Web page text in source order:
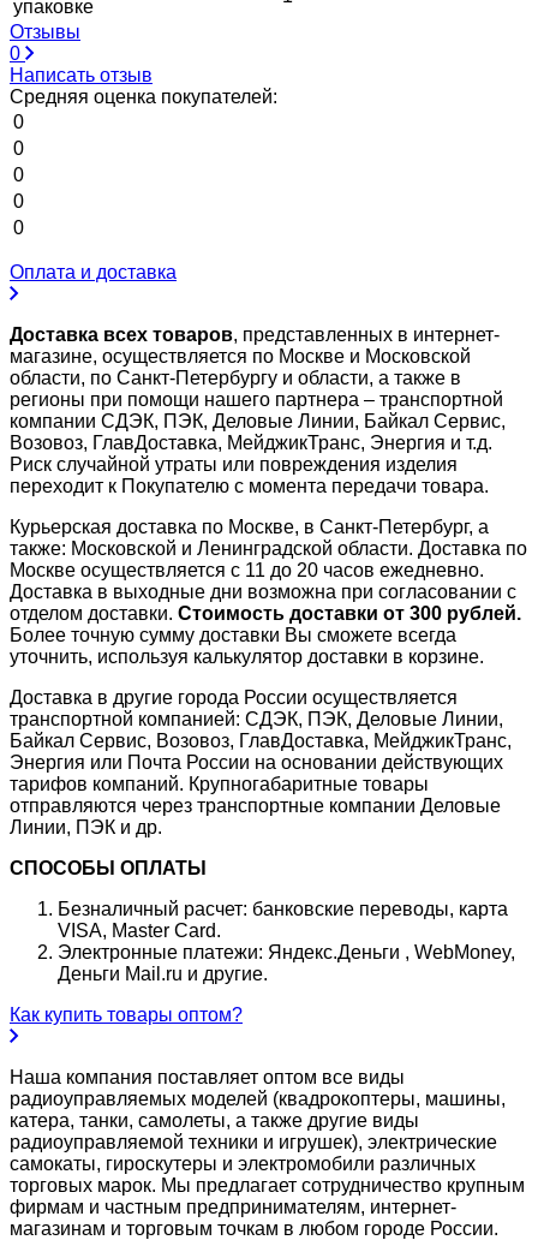
упаковке
Отзывы
0
Написать отзыв
Средняя оценка покупателей:
0
0
0
0
0
Оплата и доставка
Доставка всех товаров, представленных в интернет-
магазине, осуществляется по Москве и Московской
области, по Санкт-Петербургу и области, а также в
регионы при помощи нашего партнера – транспортной
компании СДЭК, ПЭК, Деловые Линии, Байкал Сервис,
Возовоз, ГлавДоставка, МейджикТранс, Энергия и т.д.
Риск случайной утраты или повреждения изделия
переходит к Покупателю с момента передачи товара.
Курьерская доставка по Москве, в Санкт-Петербург, а
также: Московской и Ленинградской области. Доставка по
Москве осуществляется с 11 до 20 часов ежедневно.
Доставка в выходные дни возможна при согласовании с
отделом доставки. Стоимость доставки от 300 рублей.
Более точную сумму доставки Вы сможете всегда
уточнить, используя калькулятор доставки в корзине.
Доставка в другие города России осуществляется
транспортной компанией: СДЭК, ПЭК, Деловые Линии,
Байкал Сервис, Возовоз, ГлавДоставка, МейджикТранс,
Энергия или Почта России на основании действующих
тарифов компаний. Крупногабаритные товары
отправляются через транспортные компании Деловые
Линии, ПЭК и др.
СПОСОБЫ ОПЛАТЫ
Безналичный расчет: банковские переводы, карта
VISA, Master Card.
Электронные платежи: Яндекс.Деньги , WebMoney,
Деньги Mail.ru и другие.
Как купить товары оптом?
Наша компания поставляет оптом все виды
радиоуправляемых моделей (квадрокоптеры, машины,
катера, танки, самолеты, а также другие виды
радиоуправляемой техники и игрушек), электрические
самокаты, гироскутеры и электромобили различных
торговых марок. Мы предлагает сотрудничество крупным
фирмам и частным предпринимателям, интернет-
магазинам и торговым точкам в любом городе России.